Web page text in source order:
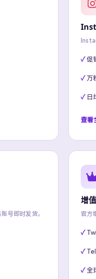
促
万
日
查看
号即时发货。
增
官方
全